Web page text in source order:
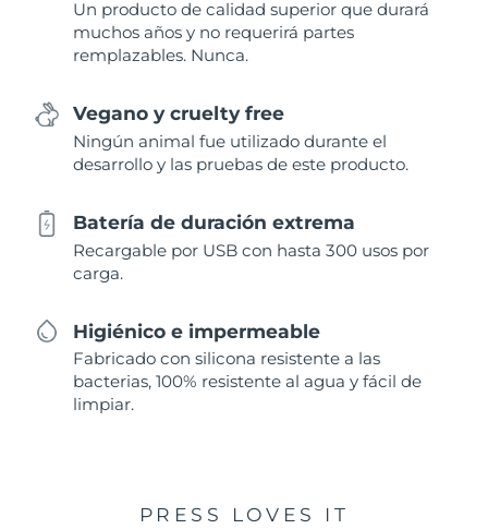
Un producto de calidad superior que durará
muchos años y no requerirá partes
remplazables. Nunca.
Vegano y cruelty free
Ningún animal fue utilizado durante el
desarrollo y las pruebas de este producto.
Batería de duración extrema
Recargable por USB con hasta 300 usos por
carga.
Higiénico e impermeable
Fabricado con silicona resistente a las
bacterias, 100% resistente al agua y fácil de
limpiar.
PRESS LOVES IT